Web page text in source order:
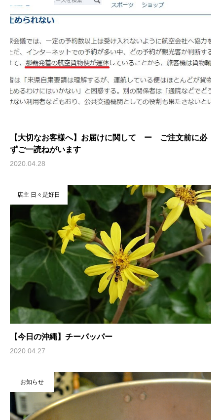
【大切なお客様へ】お届けに関して ー ご注文前に必
ずご一読ねがいます
2020.04.28
【今日の沖縄】チーパッパー
2020.04.27
店主 日々是好日
お知らせ